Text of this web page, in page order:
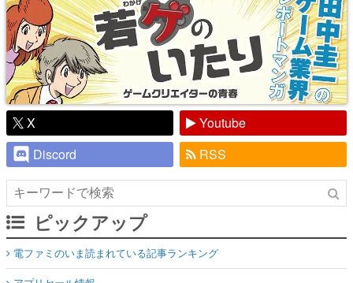
X
Youtube
Discord
RSS
ピックアップ
電ファミのいま読まれている記事ランキング